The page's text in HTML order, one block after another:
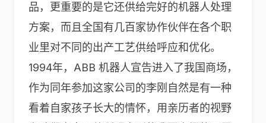
品，更重要的是它还供给完好的机器人处理
方案，而且全国有几百家协作伙伴在各个职
业里对不同的出产工艺供给呼应和优化。
1994年，ABB 机器人宣告进入了我国商场，
作为同年参加这家公司的李刚自然是有一种
看着自家孩子长大的情怀，用亲历者的视野